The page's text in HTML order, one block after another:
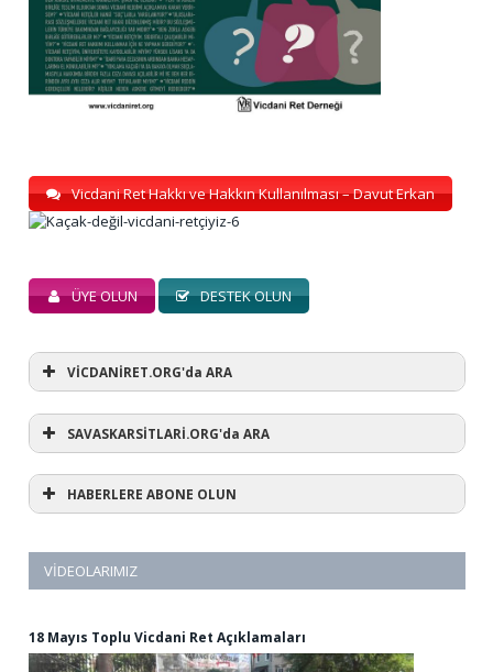
Vicdani Ret Hakkı ve Hakkın Kullanılması – Davut Erkan
ÜYE OLUN DESTEK OLUN
VİCDANİRET.ORG'da ARA
SAVASKARSİTLARİ.ORG'da ARA
HABERLERE ABONE OLUN
VIDEOLARIMIZ
18 Mayıs Toplu Vicdani Ret Açıklamaları